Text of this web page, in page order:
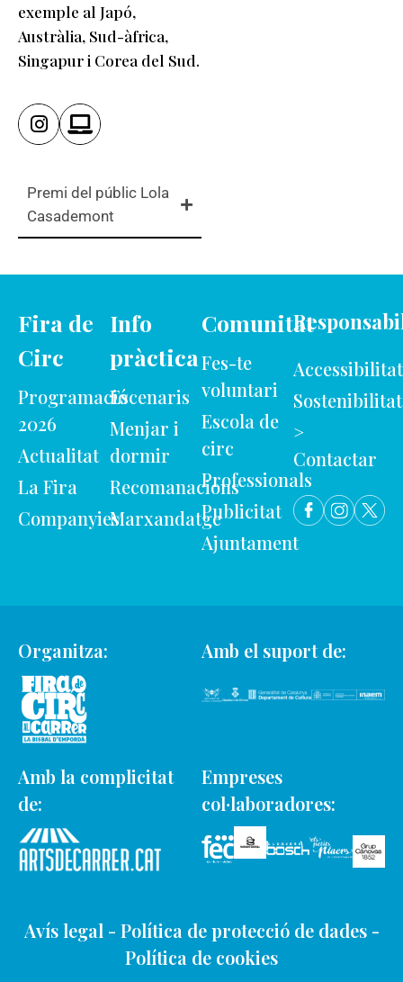
exemple al Japó,
Austràlia, Sud-àfrica,
Singapur i Corea del Sud.
Premi del públic Lola
Casademont
Fira de
Circ
Programació
2026
Actualitat
La Fira
Companyies
Info
pràctica
Escenaris
Menjar i
dormir
Recomanacions
Marxandatge
Comunitat
Fes-te
voluntari
Escola de
circ
Professionals
Publicitat
Ajuntament
Accessibilitat
Sostenibilitat
>
Contactar
Organitza: Amb el suport de:
Amb la complicitat
de:
Empreses
col·laboradores:
Avís legal - Política de protecció de dades-
Política de cookies